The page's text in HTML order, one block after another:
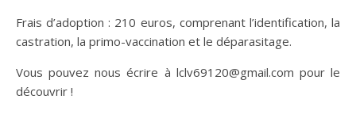
Frais d’adoption : 210 euros, comprenant l’identification, la
castration, la primo-vaccination et le déparasitage.
Vous pouvez nous écrire à lclv69120@gmail.com pour le
découvrir !